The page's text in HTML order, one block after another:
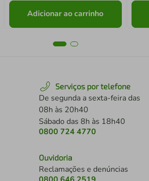
Adicionar ao carrinho
Serviços por telefone
De segunda a sexta-feira das
08h às 20h40
Sábado das 8h às 18h40
0800 724 4770
Ouvidoria
Reclamações e denúncias